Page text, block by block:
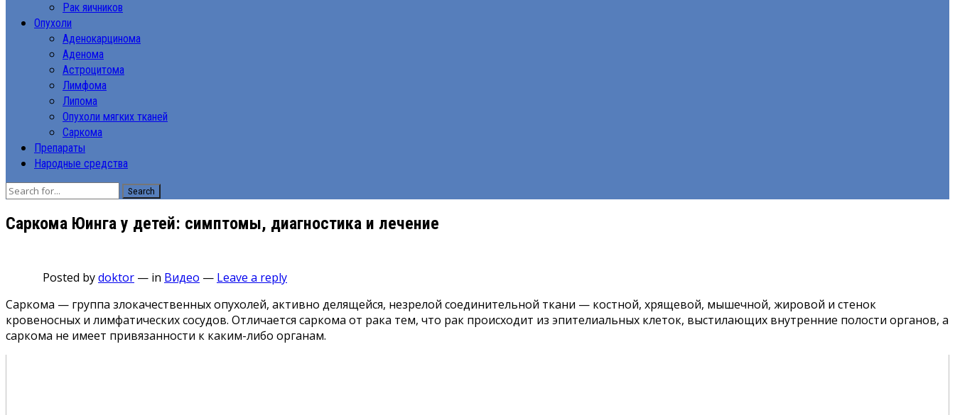
Рак яичников
Опухоли
Аденокарцинома
Аденома
Астроцитома
Лимфома
Липома
Опухоли мягких тканей
Саркома
Препараты
Народные средства
Search
Саркома Юинга у детей: симптомы, диагностика и лечение
Posted bydoktor — in Видео — Leave a reply
Саркома — группа злокачественных опухолей, активно делящейся, незрелой соединительной ткани — костной, хрящевой, мышечной, жировой и стенок
кровеносных и лимфатических сосудов. Отличается саркома от рака тем, что рак происходит из эпителиальных клеток, выстилающих внутренние полости органов, а
саркома не имеет привязанности к каким-либо органам.